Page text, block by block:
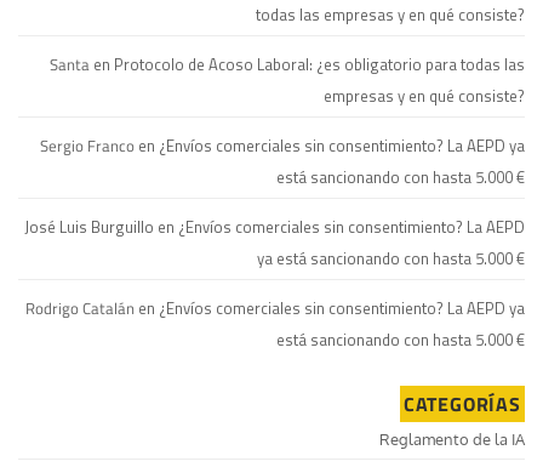
todas las empresas y en qué consiste?
Santa en Protocolo de Acoso Laboral: ¿es obligatorio para todas las
empresas y en qué consiste?
Sergio Franco en ¿Envíos comerciales sin consentimiento? La AEPD ya
está sancionando con hasta 5.000 €
José Luis Burguillo en ¿Envíos comerciales sin consentimiento? La AEPD
ya está sancionando con hasta 5.000 €
Rodrigo Catalán en ¿Envíos comerciales sin consentimiento? La AEPD ya
está sancionando con hasta 5.000 €
CATEGORÍAS
Reglamento de la IA